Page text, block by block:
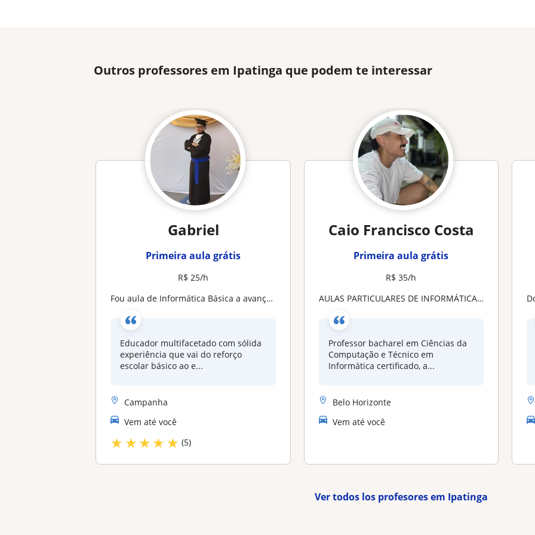
Outros professores em Ipatinga que podem te interessar
Gabriel
Primeira aula grátis
R$ 25/h
Fou aula de Informática Básica a avançado e lógica da programação além de aulas de reforço escolar
Educador multifacetado com sólida
experiência que vai do reforço
escolar básico ao e...
Campanha
Vem até você
★ ★★★ ★ (5)
Caio Francisco Costa
Primeira aula grátis
R$ 35/h
AULAS PARTICULARES DE INFORMÁTICA PARA CONCURSOS, ESCRITÓRIO, PROGRAMAÇÃO, ESPECIALIZAÇÃO EM EXCEL E PACOTE OFFICE
Professor bacharel em Ciências da
Computação e Técnico em
Informática certificado, a...
Belo Horizonte
Vem até você
Ver todos los profesores em Ipatinga